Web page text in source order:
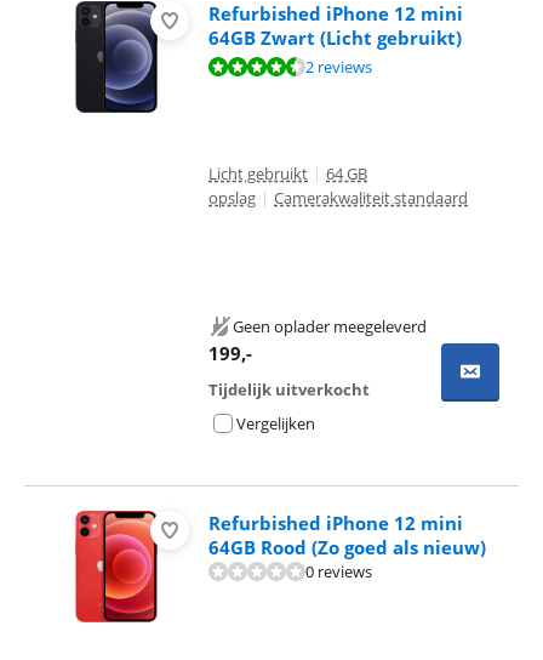
Refurbished iPhone 12 mini
64GB Zwart (Licht gebruikt)
Beoordeling is 8,8 van de 10, gebaseerd op 2 reviews.
2 reviews
Licht gebruikt | 64 GB
opslag | Camerakwaliteit standaard
Geen oplader meegeleverd
199,-
Tijdelijk uitverkocht
Vergelijken
Refurbished iPhone 12 mini
64GB Rood (Zo goed als nieuw)
0 reviews